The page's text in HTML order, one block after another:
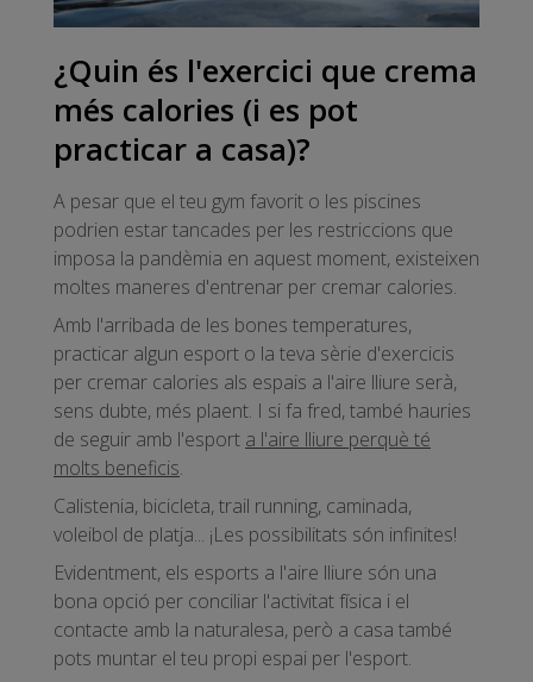
¿Quin és l'exercici que crema
més calories (i es pot
practicar a casa)?
A pesar que el teu gym favorit o les piscines
podrien estar tancades per les restriccions que
imposa la pandèmia en aquest moment, existeixen
moltes maneres d'entrenar per cremar calories.
Amb l'arribada de les bones temperatures,
practicar algun esport o la teva sèrie d'exercicis
per cremar calories als espais a l'aire lliure serà,
sens dubte, més plaent. I si fa fred, també hauries
de seguir amb l'esport a l'aire lliure perquè té
molts beneficis.
Calistenia, bicicleta, trail running, caminada,
voleibol de platja... ¡Les possibilitats són infinites!
Evidentment, els esports a l'aire lliure són una
bona opció per conciliar l'activitat física i el
contacte amb la naturalesa, però a casa també
pots muntar el teu propi espai per l'esport.